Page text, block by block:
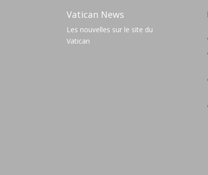
Vatican News
Les nouvelles sur le site du
Vatican